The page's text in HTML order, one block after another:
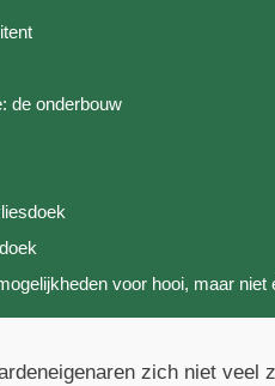
de onderbouw
voor hooi, maar
zich niet